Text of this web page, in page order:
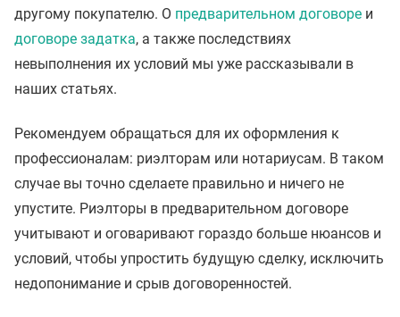
другому покупателю. О предварительном договоре и
договоре задатка, а также последствиях
невыполнения их условий мы уже рассказывали в
наших статьях.
Рекомендуем обращаться для их оформления к
профессионалам: риэлторам или нотариусам. В таком
случае вы точно сделаете правильно и ничего не
упустите. Риэлторы в предварительном договоре
учитывают и оговаривают гораздо больше нюансов и
условий, чтобы упростить будущую сделку, исключить
недопонимание и срыв договоренностей.